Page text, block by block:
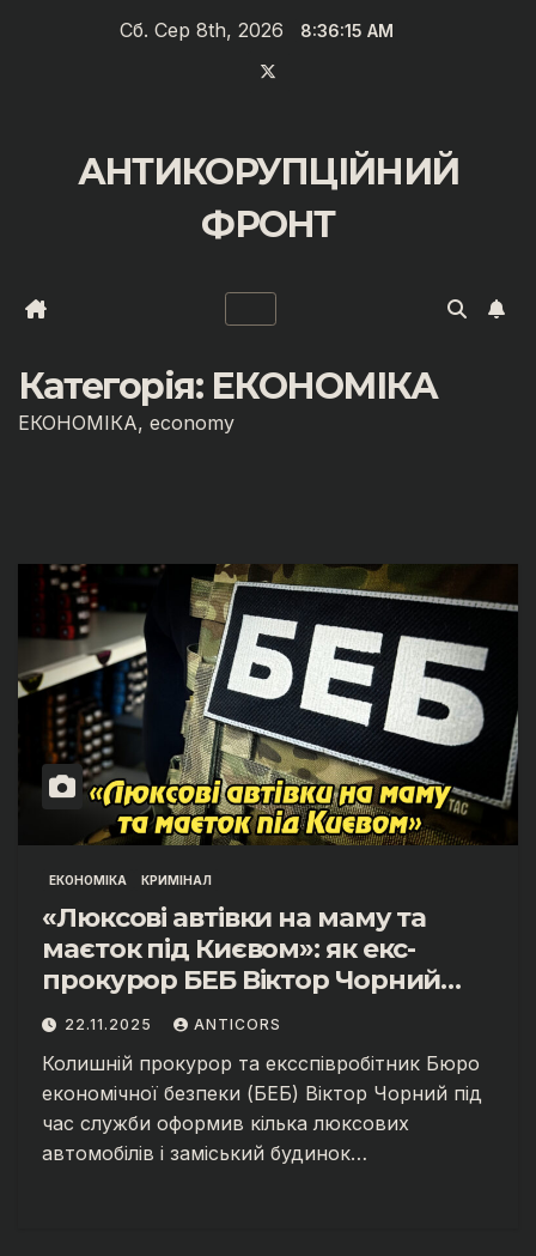
Сб. Сер 8th, 2026 8:36:16 AM
АНТИКОРУПЦІЙНИЙ
ФРОНТ
Категорія: ЕКОНОМІКА
ЕКОНОМІКА, economy
ЕКОНОМІКА КРИМІНАЛ
«Люксові автівки на маму та
маєток під Києвом»: як екс-
прокурор БЕБ Віктор Чорний
приховував майно
22.11.2025 ANTICORS
Колишній прокурор та ексспівробітник Бюро
економічної безпеки (БЕБ) Віктор Чорний під
час служби оформив кілька люксових
автомобілів і заміський будинок…